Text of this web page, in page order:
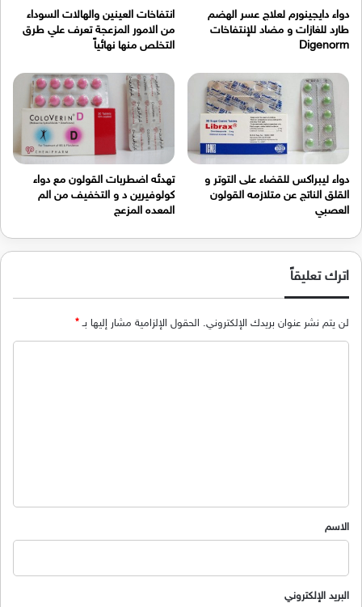
دواء دايجينورم لعلاج عسر الهضم
طارد للغازات و مضاد للإنتفاخات
Digenorm
انتفاخات العينين والهالات السوداء
من الامور المزعجة تعرف علي طرق
التخلص منها نهائياً
دواء ليبراكس للقضاء على التوتر و
القلق الناتج عن متلازمه القولون
العصبي
تهدئه اضطربات القولون مع دواء
كولوفيرين د و التخفيف من الم
المعده المزعج
اترك تعليقاً
لن يتم نشر عنوان بريدك الإلكتروني. الحقول الإلزامية مشار إليها بـ*
*
الاسم
البريد الإلكتروني